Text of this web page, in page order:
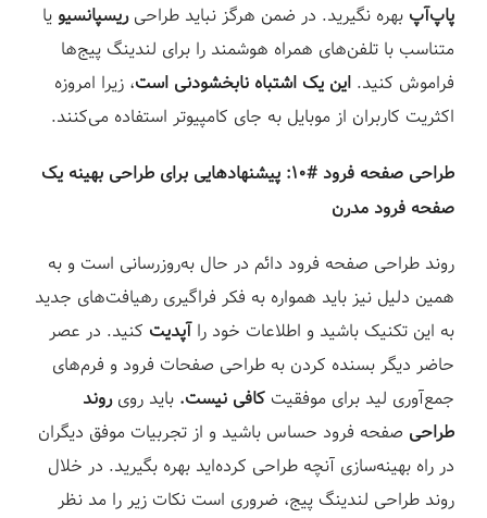
پاپ‌آپ بهره نگیرید. در ضمن هرگز نباید طراحیریسپانسیویا
متناسب با تلفن‌های همراه هوشمند را برای لندینگ پیج‌ها
فراموش کنید. این یک اشتباه نابخشودنی است، زیرا امروزه
اکثریت کاربران از موبایل به جای کامپیوتر استفاده می‌کنند.⁣
طراحی صفحه فرود #۱۰: پیشنهادهایی برای طراحی بهینه یک
صفحه فرود مدرن⁣
روند طراحی صفحه فرود دائم در حال به‌روزرسانی است و به
همین دلیل نیز باید همواره به فکر فراگیری رهیافت‌های جدید
به این تکنیک باشید و اطلاعات خود راآپدیت کنید. در عصر
حاضر دیگر بسنده کردن به طراحی صفحات فرود و فرم‌های
جمع‌آوری لید برای موفقیت کافی نیست. باید رویروند
طراحی صفحه فرود حساس باشید و از تجربیات موفق دیگران
در راه بهینه‌سازی آنچه طراحی کرده‌اید بهره بگیرید. در خلال
روند طراحی لندینگ پیج، ضروری است نکات زیر را مد نظر